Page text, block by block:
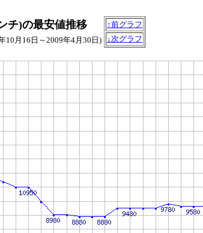
チ)の最安値推移
↑前グラフ
↓次グラフ
10月16日～2009年4月30日)